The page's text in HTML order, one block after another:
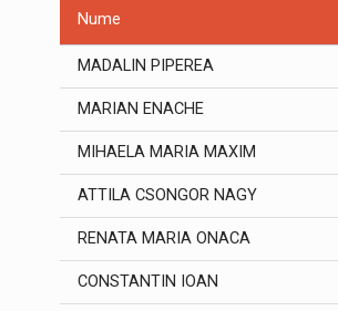
Nume
MADALIN PIPEREA
MARIAN ENACHE
MIHAELA MARIA MAXIM
ATTILA CSONGOR NAGY
RENATA MARIA ONACA
CONSTANTIN IOAN